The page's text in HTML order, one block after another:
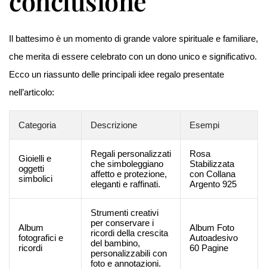
Il battesimo è un momento di grande valore spirituale e familiare,
che merita di essere celebrato con un dono unico e significativo.
Ecco un riassunto delle principali idee regalo presentate
nell’articolo:
Categoria Descrizione Esempi
Gioielli e
oggetti
simbolici
Regali personalizzati
che simboleggiano
affetto e protezione,
eleganti e raffinati.
Rosa
Stabilizzata
con Collana
Argento 925
Album
fotografici e
ricordi
Strumenti creativi
per conservare i
ricordi della crescita
del bambino,
personalizzabili con
foto e annotazioni.
Album Foto
Autoadesivo
60 Pagine